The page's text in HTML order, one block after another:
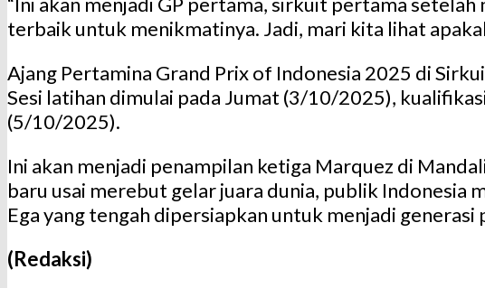
terbaik untuk menikmatinya. Jadi, mari kita lihat
Ajang Pertamina Grand Prix of Indonesia 2025 di
Sesi latihan dimulai pada Jumat (3/10/2025),
(5/10/2025).
Ini akan menjadi penampilan ketiga Marquez di
baru usai merebut gelar juara dunia, publik
Ega yang tengah dipersiapkan untuk menjadi
(Redaksi)